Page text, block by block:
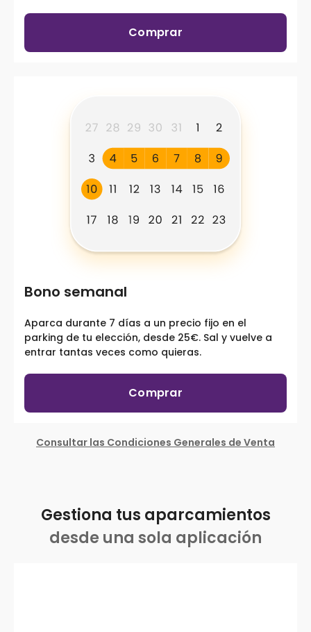
Comprar
Bono semanal
Aparca durante 7 días a un precio fijo en el
parking de tu elección, desde 25€. Sal y vuelve a
entrar tantas veces como quieras.
Comprar
Consultar las Condiciones Generales de Venta
Gestiona tus aparcamientos
desde una sola aplicación